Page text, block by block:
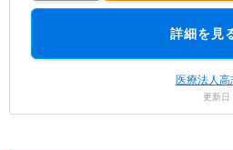
詳細を見
医療法人
更新